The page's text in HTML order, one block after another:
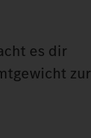
es dir
zur